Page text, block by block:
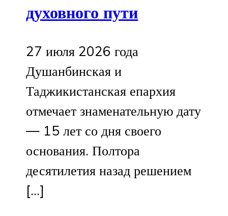
духовного пути
27 июля 2026 года
Душанбинская и
Таджикистанская епархия
отмечает знаменательную дату
— 15 лет со дня своего
основания. Полтора
десятилетия назад решением
[…]